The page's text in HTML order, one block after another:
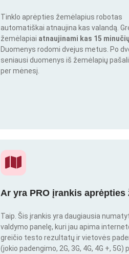
Tinklo aprėpties žemėlapius robotas
automatiškai atnaujina kas valandą.
žemėlapiai atnaujinami kas 15 minučių
Duomenys rodomi dvejus metus. Po
seniausi duomenys iš žemėlapių
per mėnesį.
Ar yra PRO įrankis
Taip. Šis įrankis yra daugiausia
valdymo panelę, kuri jau apima
greičio testo rezultatų ir vietovės
(jokio padengimo, 2G, 3G, 4G, 4G +,